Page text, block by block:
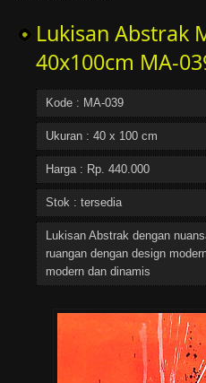
Lukisan Abstrak
40x100cm MA-
Kode : MA-039
Ukuran : 40 x 100 cm
Harga : Rp. 440.000
Stok : tersedia
Lukisan Abstrak dengan
ruangan dengan design
modern dan dinamis